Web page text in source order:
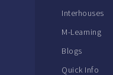
Interhouses
M-Learning
Blogs
Quick Info